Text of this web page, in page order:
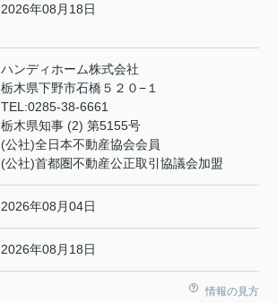
2026年08月18日
ハンディホーム株式会社
栃木県下野市石橋５２０−１
TEL:0285-38-6661
栃木県知事 (2) 第5155号
(公社)全日本不動産協会会員
(公社)首都圏不動産公正取引協議会加盟
2026年08月04日
2026年08月18日
情報の見方